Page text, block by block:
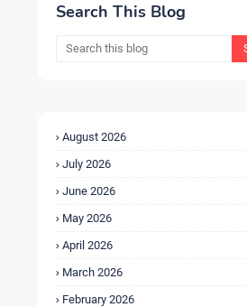
Search This Blog
August 2026
July 2026
June 2026
May 2026
April 2026
March 2026
February 2026